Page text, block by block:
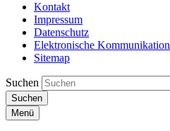
Kontakt
Impressum
Datenschutz
Elektronische Kommunikation
Sitemap
Suchen
Suchen
Menü